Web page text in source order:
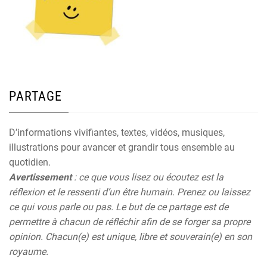
PARTAGE
D’informations vivifiantes, textes, vidéos, musiques,
illustrations pour avancer et grandir tous ensemble au
quotidien.
Avertissement: ce que vous lisez ou écoutez est la
réflexion et le ressenti d’un être humain. Prenez ou laissez
ce qui vous parle ou pas. Le but de ce partage est de
permettre à chacun de réfléchir afin de se forger sa propre
opinion. Chacun(e) est unique, libre et souverain(e) en son
royaume.